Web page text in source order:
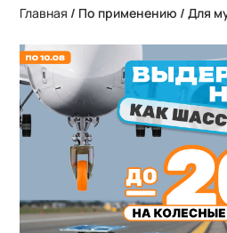
Главная / По применению / Для